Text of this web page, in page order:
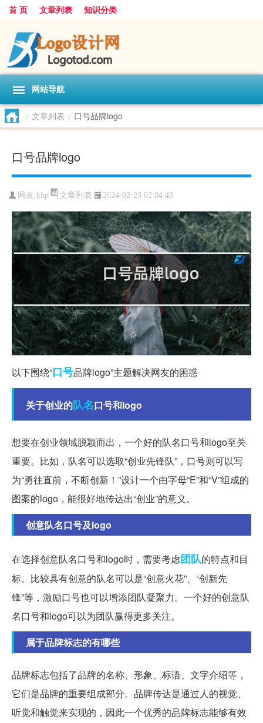
首 页 文章列表 知识分类
网站导航
> 文章列表 > 口号品牌logo
口号品牌logo
网友: khp 文章列表 2024-02-23 02:04:43
以下围绕“口号品牌logo”主题解决网友的困惑
关于创业的队名口号和logo
想要在创业领域脱颖而出，一个好的队名口号和logo至关
重要。比如，队名可以选取“创业先锋队”，口号则可以写
为“勇往直前，不断创新！”设计一个由字母“E”和“V”组成的
图案的logo，能很好地传达出“创业”的意义。
创意队名口号及logo
在选择创意队名口号和logo时，需要考虑团队的特点和目
标。比较具有创意的队名可以是“创意火花”、“创新先
锋”等，激励口号也可以增添团队凝聚力。一个好的创意队
名口号和logo可以为团队赢得更多关注。
属于品牌标志的有哪些
品牌标志包括了品牌的名称、形象、标语、文字介绍等，
它们是品牌的重要组成部分。品牌传达是通过人的视觉、
听觉和触觉来实现的，因此一个优秀的品牌标志能够有效